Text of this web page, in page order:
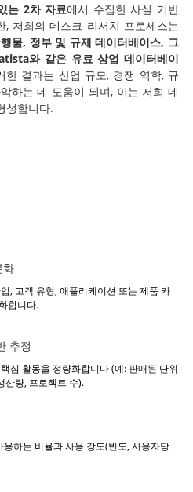
는 2차 자료에서 수집한 사실 기반
저희의 데스크 리서치 프로세스는
물, 정부 및 규제 데이터베이스, 그
와 같은 유료 상업 데이터베이
한 결과는 산업 규모, 경쟁 역학, 규
하는 데 도움이 되며, 이는 저희 데
성합니다.
화
, 고객 유형, 애플리케이션 또는 제품 카
합니다.
추정
심 활동을 정량화합니다 (예: 판매된 단위
산량, 프로젝트 수).
하는 비율과 사용 강도(빈도, 사용자당